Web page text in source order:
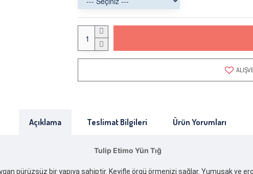
Açıklama Teslimat Bilgileri Ürün Yorumları
Tulip Etimo Yün Tığ
pürüzsüz bir yapıya sahiptir. Keyifle örgü örmenizi sağlar. Yumuşak ve